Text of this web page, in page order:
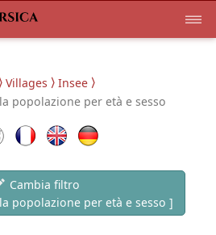
Villages
Insee
popolazione per età e sesso
Cambia filtro
popolazione per età e sesso ]